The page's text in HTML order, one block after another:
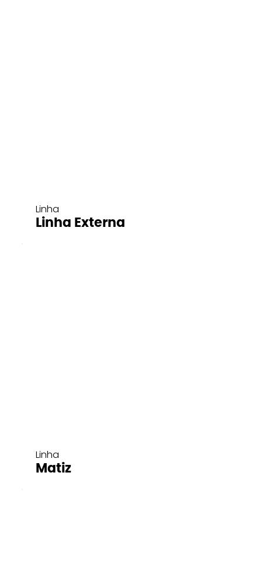
Linha
Linha Externa
Linha
Matiz